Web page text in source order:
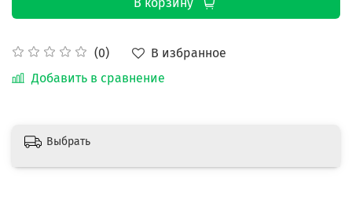
(0)
В избранное
Добавить в сравнение
Выбрать